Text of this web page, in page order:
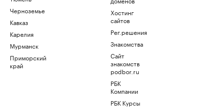
Черноземье
Кавказ
Карелия
Мурманск
Приморский
край
Хостинг
сайтов
Рег.решения
Знакомства
Сайт
знакомств
podbor.ru
РБК
Компании
РБК Курсы